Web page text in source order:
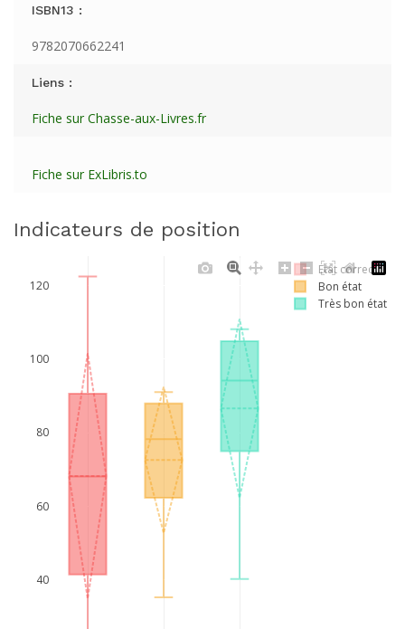
ISBN13 :
9782070662241
Liens :
Fiche sur Chasse-aux-Livres.fr
Fiche sur ExLibris.to
Indicateurs de position
40
60
80
100
120
Etat correct
Bon état
Très bon état